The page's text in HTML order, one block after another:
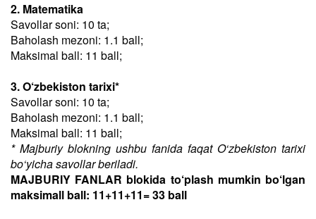
2. Matematika
Savollar soni: 10 ta;
Baholash mezoni: 1.1 ball;
Maksimal ball: 11 ball;
3. O‘zbekiston tarixi*
Savollar soni: 10 ta;
Baholash mezoni: 1.1 ball;
Maksimal ball: 11 ball;
* Majburiy blokning ushbu fanida faqat O‘zbekiston tarixi
bo‘yicha savollar beriladi.
MAJBURIY FANLAR blokida to‘plash mumkin bo‘lgan
maksimall ball: 11+11+11= 33 ball